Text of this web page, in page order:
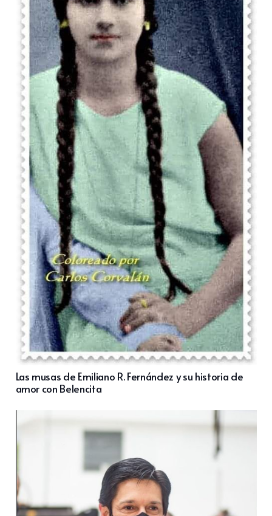
Las musas de Emiliano R. Fernández y su historia de
amor con Belencita